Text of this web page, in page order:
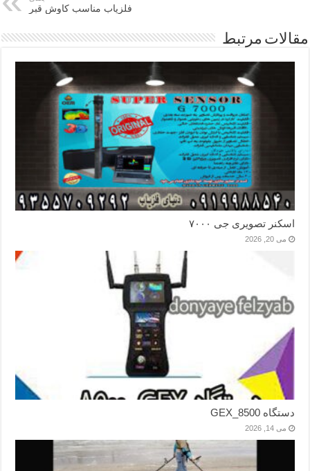
فلزیاب مناسب کاوش قبر
مقالات مرتبط
اسکنر تصویری جی ۷۰۰۰
می 20, 2026
دستگاه GEX_8500
می 14, 2026